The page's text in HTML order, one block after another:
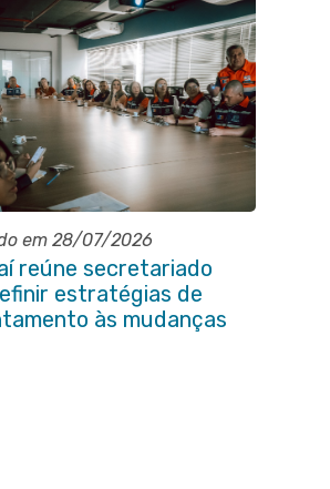
em 28/07/2026
reúne secretariado
estratégias de
às mudanças